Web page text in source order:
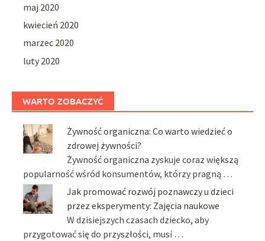
maj 2020
kwiecień 2020
marzec 2020
luty 2020
WARTO ZOBACZYĆ
Żywność organiczna: Co warto wiedzieć o
zdrowej żywności?
Żywność organiczna zyskuje coraz większą
popularność wśród konsumentów, którzy pragną …
Jak promować rozwój poznawczy u dzieci
przez eksperymenty: Zajęcia naukowe
W dzisiejszych czasach dziecko, aby
przygotować się do przyszłości, musi …